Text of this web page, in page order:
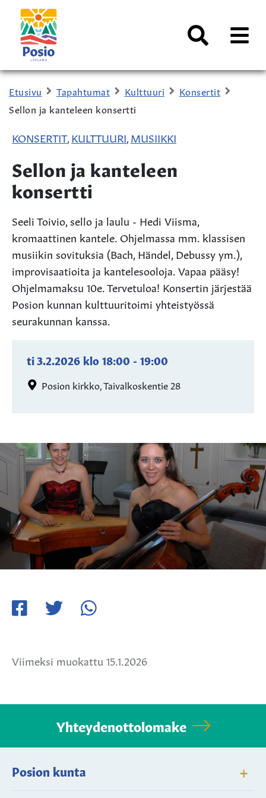
Siirry sisältöön
Kaupungin
logo
AVAA
Etusivu Tapahtumat Kulttuuri
Konsertit
Sellon ja kanteleen konsertti
KONSERTIT, KULTTUURI MUSIIKKI
Sellon ja kanteleen
konsertti
Seeli Toivio, sello ja laulu - Hedi Viisma,
kromaattinen kantele. Ohjelmassa mm. klassisen
musiikin sovituksia (Bach, Händel, Debussy ym.),
improvisaatioita ja kantelesooloja. Vapaa pääsy!
Ohjelmamaksu 10e. Tervetuloa! Konsertin järjestää
Posion kunnan kulttuuritoimi yhteistyössä
seurakunnan kanssa.
ti 3.2.2026klo18:00 - 19:00
Posion kirkko, Taivalkoskentie 28
Viimeksi muokattu 15.1.2026
Yhteydenottolomake
Posion kunta +